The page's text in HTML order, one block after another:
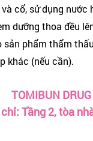
cổ, sử dụng
dưỡng thoa đều
sản phẩm thẩm
khác (nếu cần).
TOMIBUN
Tầng 2, tòa